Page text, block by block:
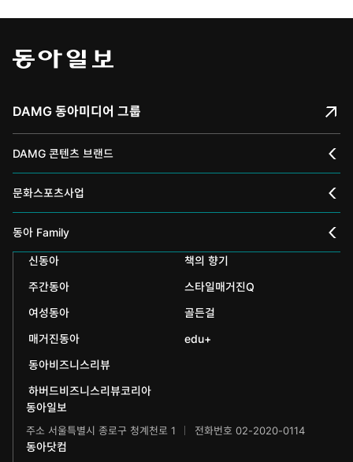
DAMG 동아미디어 그룹
DAMG 콘텐츠 브랜드
채널A
스포츠동아
어린이동아
에듀동아
어린이과학동아
수학동아
어린이수학동아
문화스포츠사업
동아 신춘문예
동아국악콩쿠르
동아뮤지컬콩쿠르
동아무용콩쿠르
동아주니어음악콩쿠르
동아주니어국악콩쿠르
동아 Family
인촌기념회
신문박물관
화정평화재단
하서학술재단
신동아
책의 향기
주간동아
스타일매거진Q
여성동아
골든걸
매거진동아
edu+
동아비즈니스리뷰
하버드비즈니스리뷰코리아
동아일보
주소 서울특별시 종로구 청계천로 1 전화번호 02-2020-0114
동아닷컴